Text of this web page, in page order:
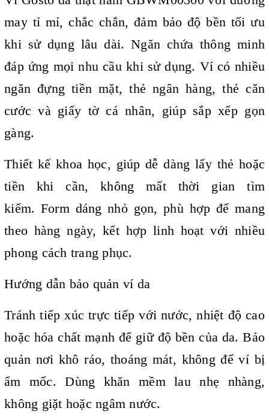
may tỉ mỉ, chắc chắn, đảm bảo độ bền tối ưu
khi sử dụng lâu dài. Ngăn chứa thông minh
đáp ứng mọi nhu cầu khi sử dụng. Ví có nhiều
ngăn đựng tiền mặt, thẻ ngân hàng, thẻ căn
cước và giấy tờ cá nhân, giúp sắp xếp gọn
gàng.
Thiết kế khoa học, giúp dễ dàng lấy thẻ hoặc
tiền khi cần, không mất thời gian tìm
kiếm. Form dáng nhỏ gọn, phù hợp để mang
theo hàng ngày, kết hợp linh hoạt với nhiều
phong cách trang phục.
Hướng dẫn bảo quản ví da
Tránh tiếp xúc trực tiếp với nước, nhiệt độ cao
hoặc hóa chất mạnh để giữ độ bền của da.Bảo
quản nơi khô ráo, thoáng mát, không để ví bị
ẩm mốc.Dùng khăn mềm lau nhẹ nhàng,
không giặt hoặc ngâm nước.